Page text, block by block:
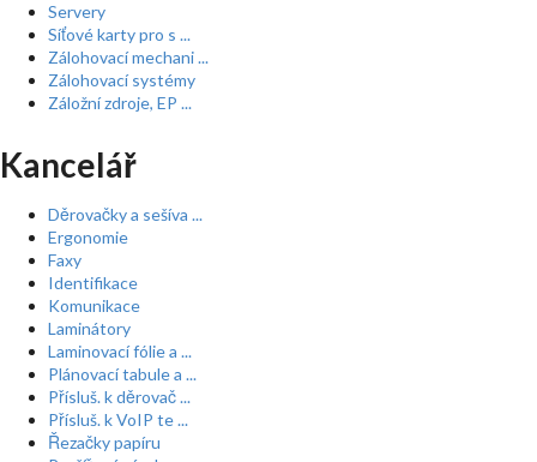
Servery
Síťové karty pro s ...
Zálohovací mechani ...
Zálohovací systémy
Záložní zdroje, EP ...
Kancelář
Děrovačky a sešíva ...
Ergonomie
Faxy
Identifikace
Komunikace
Laminátory
Laminovací fólie a ...
Plánovací tabule a ...
Přísluš. k děrovač ...
Přísluš. k VoIP te ...
Řezačky papíru